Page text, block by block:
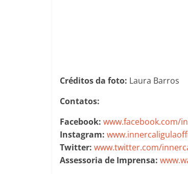
Créditos da foto: Laura Barros
Contatos:
Facebook: www.facebook.com/
Instagram:
Twitter: www.twitter.com/
Assessoria de Imprensa: